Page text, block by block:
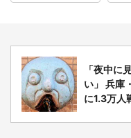
「夜中に
い」 兵庫
に1.3万人